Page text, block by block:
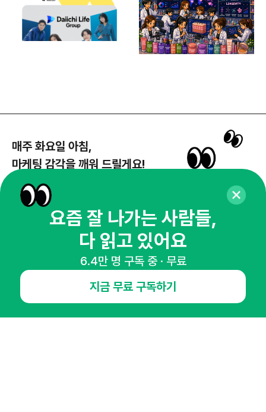
매주 화요일 아침,
마케팅 감각을 깨워 드릴게요!
뉴스레터 구독하기
오픈애즈란
요즘 잘 나가는 사람들,
다 읽고 있어요
6.4만 명 구독 중 · 무료
지금 무료 구독하기